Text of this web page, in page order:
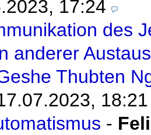
17:24
des
anderer
Thubten
18:21
-